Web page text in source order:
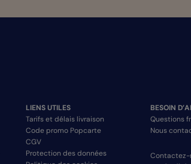
LIENS UTILES
Tarifs et délais livraison
Code promo Popcarte
CGV
Protection des données
BESOIN
Questions
Nous
Contactez-